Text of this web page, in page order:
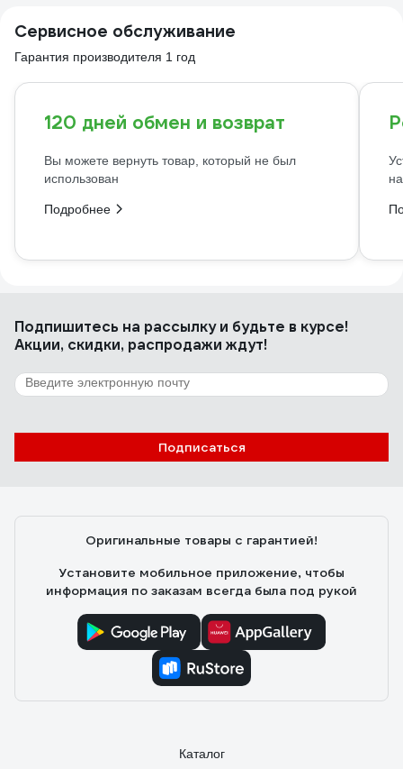
Сервисное обслуживание
Гарантия производителя 1 год
120 дней обмен и возврат
Вы можете вернуть товар, который не был
использован
Подробнее
Подпишитесь на рассылкуи будьте в курсе!
Акции, скидки, распродажи ждут!
Подписаться
Оригинальные товары с гарантией!
Установите мобильное приложение, чтобы
информация по заказам всегда была под рукой
Каталог